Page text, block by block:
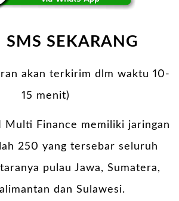
SMS SEKARANG
akan terkirim dlm waktu 10-
15 menit)
Multi Finance memiliki jaringan
250 yang tersebar seluruh
pulau Jawa, Sumatera,
dan Sulawesi.